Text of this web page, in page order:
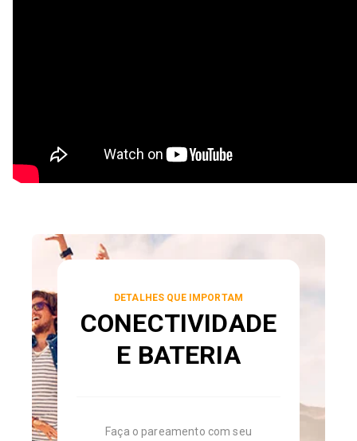
DETALHES QUE IMPORTAM
CONECTIVIDADE
E BATERIA
Faça o pareamento com seu